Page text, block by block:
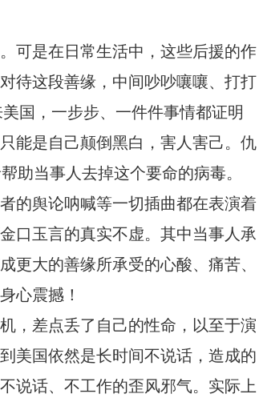
可是在日常生活中，这些后援的作
待这段善缘，中间吵吵嚷嚷、打打
国，一步步、一件件事情都证明
能是自己颠倒黑白，害人害己。仇
助当事人去掉这个要命的病毒。
的舆论呐喊等一切插曲都在表演着
口玉言的真实不虚。其中当事人承
更大的善缘所承受的心酸、痛苦、
心震撼！
，差点丢了自己的性命，以至于演
美国依然是长时间不说话，造成的
说话、不工作的歪风邪气。实际上